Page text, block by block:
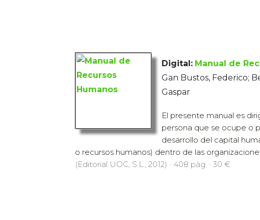
Digital: Manual de
Gan Bustos, Federico;
Gaspar
El presente manual es
persona que se ocupe o
desarrollo del capital
o recursos humanos) dentro de las
(Editorial UOC, S.L., 2012) · 408 pàg. · 30 €